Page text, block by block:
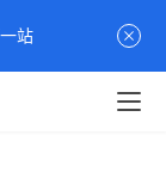
站